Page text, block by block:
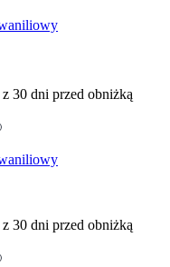
z 30 dni przed obniżką
z 30 dni przed obniżką